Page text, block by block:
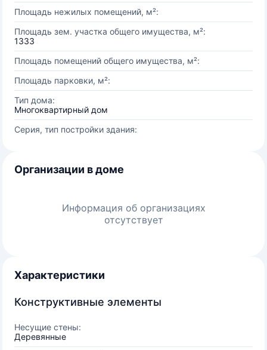
Площадь нежилых помещений, м²:
Площадь зем. участка общего имущества, м²:
1333
Площадь помещений общего имущества, м²:
Площадь парковки, м²:
Тип дома:
Многоквартирный дом
Серия, тип постройки здания:
Организации в доме
Информация об организациях
отсутствует
Характеристики
Конструктивные элементы
Несущие стены:
Деревянные